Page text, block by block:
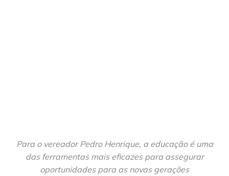
Para o vereador Pedro Henrique, a educação é uma
das ferramentas mais eficazes para assegurar
oportunidades para as novas gerações